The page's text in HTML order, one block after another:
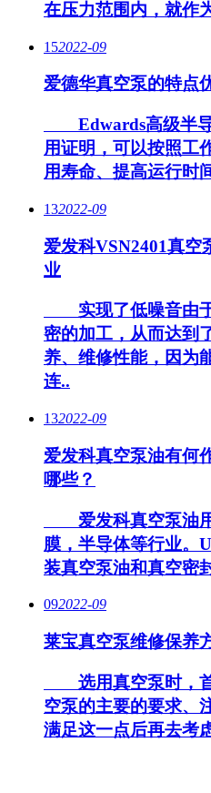
在压力范围内，就作
152022-09
爱德华真空泵的特点
Edwards高级半导
用证明，可以按照工
用寿命、提高运行时
132022-09
爱发科VSN2401真空
业
实现了低噪音由于
密的加工，从而达到
养、维修性能，因为
连..
132022-09
爱发科真空泵油有何
哪些？
爱发科真空泵油用
膜，半导体等行业。
装真空泵油和真空密
092022-09
莱宝真空泵维修保养
选用真空泵时，首
空泵的主要的要求、
满足这一点后再去考